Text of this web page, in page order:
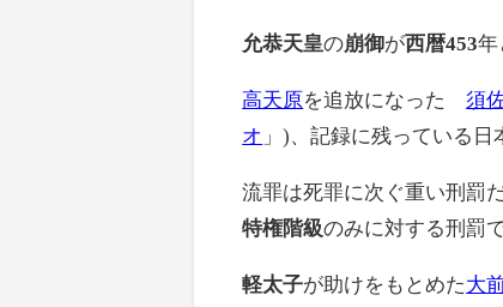
允恭天皇の崩御が西暦453年
高天原を追放になった須
オ 」)、記録に残っている日
流罪は死罪に次ぐ重い刑罰
特権階級のみに対する刑罰
軽太子が助けをもとめた大